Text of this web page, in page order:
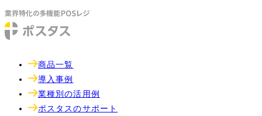
商品一覧
導入事例
業種別の活用例
ポスタスのサポート